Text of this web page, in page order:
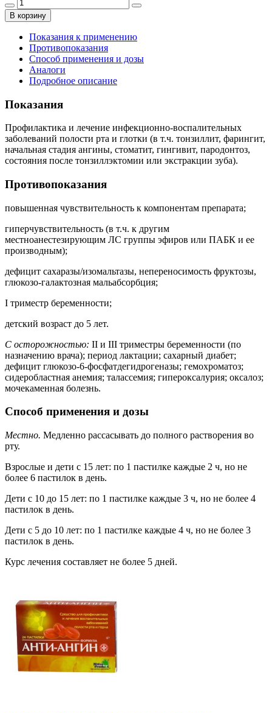
В корзину
Показания к применению
Противопоказания
Способ применения и дозы
Аналоги
Подробное описание
Показания
Профилактика и лечение инфекционно-воспалительных
заболеваний полости рта и глотки (в т.ч. тонзиллит, фарингит,
начальная стадия ангины, стоматит, гингивит, пародонтоз,
состояния после тонзиллэктомии или экстракции зуба).
Противопоказания
повышенная чувствительность к компонентам препарата;
гиперчувствительность (в т.ч. к другим
местноанестезирующим ЛС группы эфиров или ПАБК и ее
производным);
дефицит сахаразы/изомальтазы, непереносимость фруктозы,
глюкозо-галактозная мальабсорбция;
I триместр беременности;
детский возраст до 5 лет.
С осторожностью: II и III триместры беременности (по
назначению врача); период лактации; сахарный диабет;
дефицит глюкозо-6-фосфатдегидрогеназы; гемохроматоз;
сидеробластная анемия; талассемия; гипероксалурия; оксалоз;
мочекаменная болезнь.
Способ применения и дозы
Местно. Медленно рассасывать до полного растворения во
рту.
Взрослые и дети с 15 лет: по 1 пастилке каждые 2 ч, но не
более 6 пастилок в день.
Дети с 10 до 15 лет: по 1 пастилке каждые 3 ч, но не более 4
пастилок в день.
Дети с 5 до 10 лет: по 1 пастилке каждые 4 ч, но не более 3
пастилок в день.
Курс лечения составляет не более 5 дней.